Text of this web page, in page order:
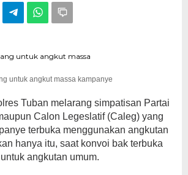
untuk angkut massa kampanye
Tuban melarang simpatisan Partai
Calon Legeslatif (Caleg) yang
terbuka menggunakan angkutan
hanya itu, saat konvoi bak terbuka
angkutan umum.